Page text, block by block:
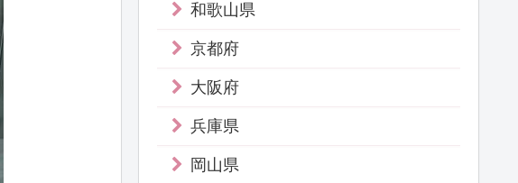
和歌山県
京都府
大阪府
兵庫県
岡山県